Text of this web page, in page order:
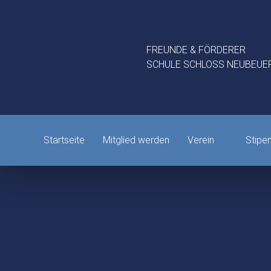
FREUNDE & FÖRDERER
SCHULE SCHLOSS
Startseite Mitglied werden Verein